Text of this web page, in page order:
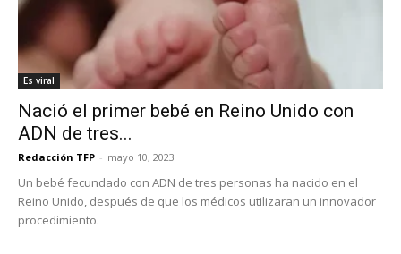
Es viral
Nació el primer bebé en Reino Unido con
ADN de tres...
Redacción TFP - mayo 10, 2023
Un bebé fecundado con ADN de tres personas ha nacido en el
Reino Unido, después de que los médicos utilizaran un innovador
procedimiento.